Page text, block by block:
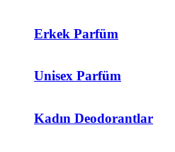
Erkek Parfüm
Unisex Parfüm
Kadın Deodorantlar